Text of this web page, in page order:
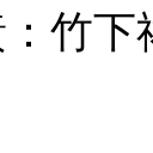
竹下